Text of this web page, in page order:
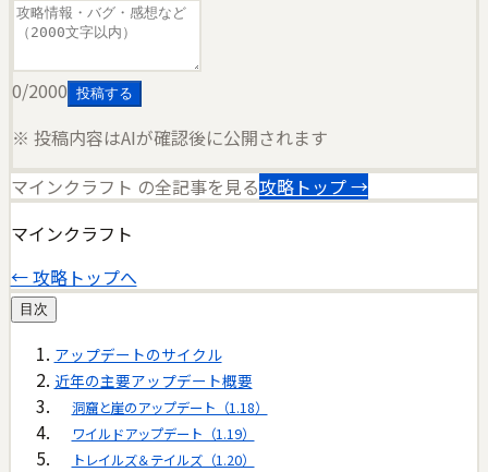
0/2000 投稿する
※ 投稿内容はAIが確認後に公開されます
マインクラフト の全記事を見る攻略トップ →
マインクラフト
← 攻略トップへ
目次
アップデートのサイクル
近年の主要アップデート概要
洞窟と崖のアップデート（1.18）
ワイルドアップデート（1.19）
トレイルズ＆テイルズ（1.20）